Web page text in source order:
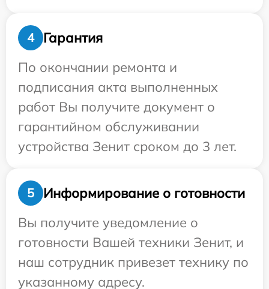
4
Гарантия
По окончании ремонта и
подписания акта выполненных
работ Вы получите документ о
гарантийном обслуживании
устройства Зенит сроком до 3 лет.
5
Информирование о готовности
Вы получите уведомление о
готовности Вашей техники Зенит, и
наш сотрудник привезет технику по
указанному адресу.